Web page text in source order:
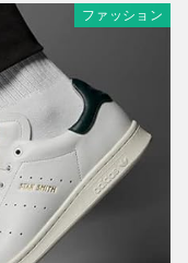
ファッション